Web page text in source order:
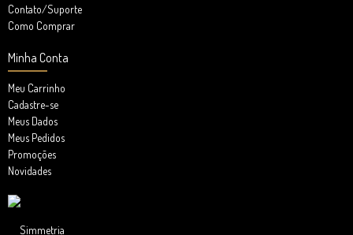
Contato/Suporte
Como Comprar
Minha Conta
Meu Carrinho
Cadastre-se
Meus Dados
Meus Pedidos
Promoções
Novidades
Simmetria